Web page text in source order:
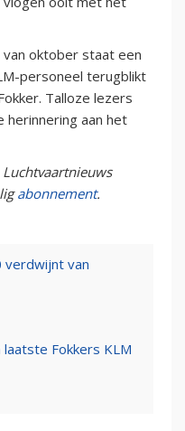
van oktober staat een
personeel terugblikt
Talloze lezers
herinnering aan het
abonnement.
verdwijnt van
Fokkers KLM